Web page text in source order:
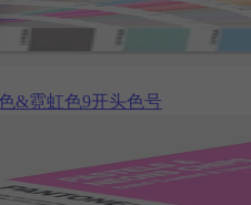
&霓虹色9开头色号